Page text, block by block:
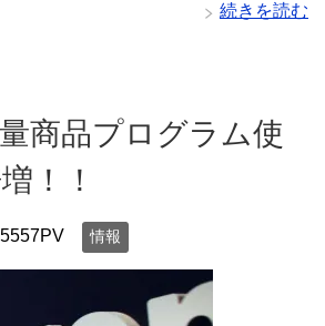
続きを読む
商品プログラム使
！！
5557PV 情報